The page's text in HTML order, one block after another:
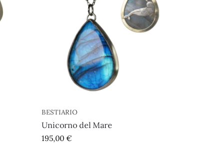
BESTIARIO
Unicorno del Mare
195,00€